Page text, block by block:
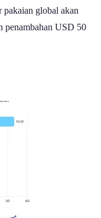
global akan
penambahan USD 50